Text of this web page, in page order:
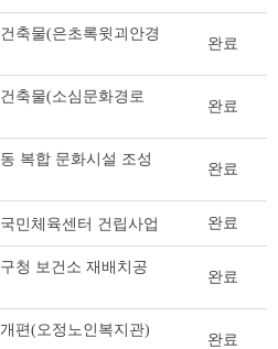
축물(은초록윗괴안경
완료
축물(소심문화경로
완료
복합 문화시설 조성
완료
민체육센터 건립사업 완료
청 보건소 재배치공
완료
편(오정노인복지관)
완료